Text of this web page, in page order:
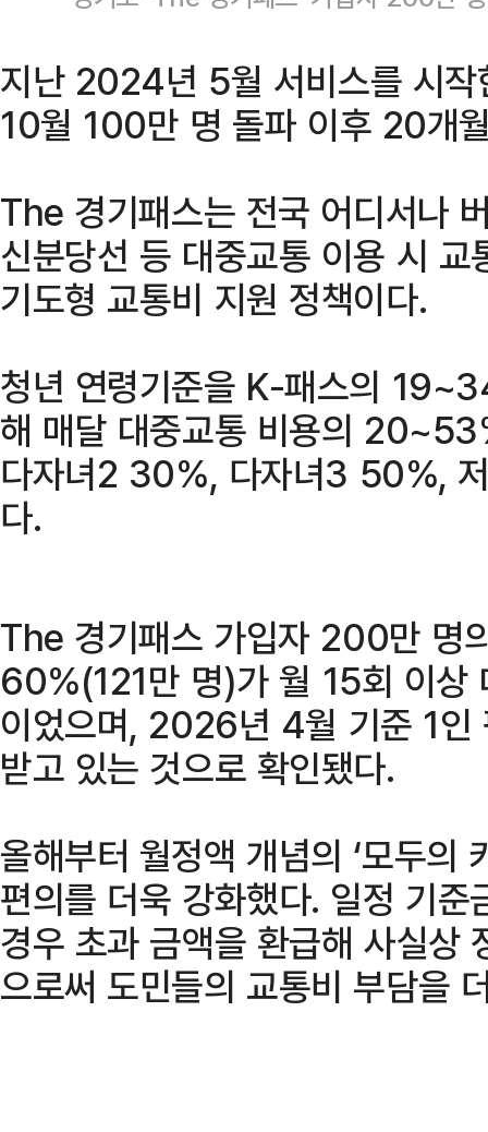
지난 2024년 5월 서비스를 시
10월 100만 명 돌파 이후 20개
The 경기패스는 전국 어디서나
신분당선 등 대중교통 이용 시
기도형 교통비 지원 정책이다.
청년 연령기준을 K-패스의
해 매달 대중교통 비용의
다자녀2 30%, 다자녀3 50%,
다.
The 경기패스 가입자 200만 명
60%(121만 명)가 월 15회 이상
이었으며, 2026년 4월 기준 1
받고 있는 것으로 확인됐다.
올해부터 월정액 개념의 ‘모두의
편의를 더욱 강화했다. 일정 기
경우 초과 금액을 환급해 사실상
으로써 도민들의 교통비 부담을